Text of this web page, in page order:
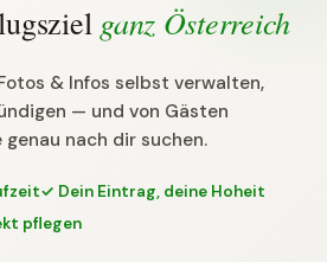
ganz Österreich
& Infos selbst verwalten,
— und von Gästen
nach dir suchen.
✓ Dein Eintrag, deine Hoheit
pflegen